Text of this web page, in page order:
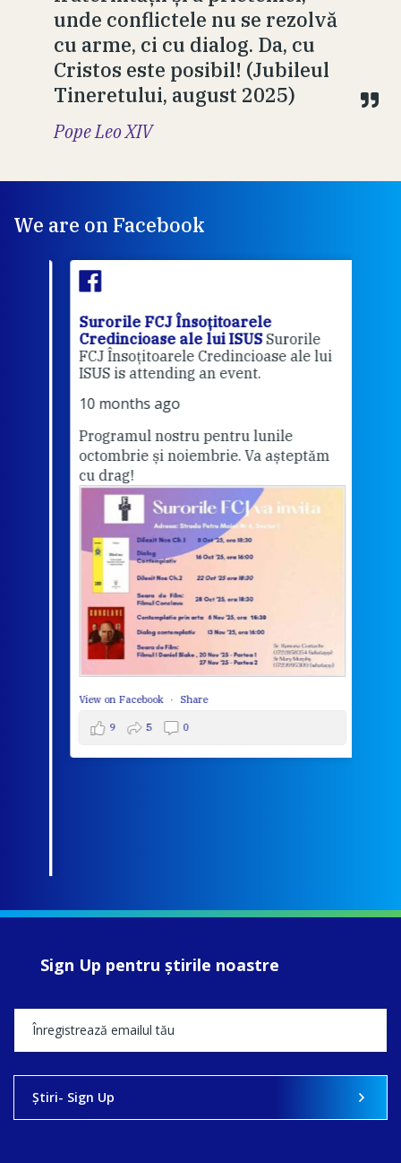
unde conflictele nu se rezolvă
cu arme, ci cu dialog. Da, cu
Cristos este posibil! (Jubileul
Tineretului, august 2025)
Pope Leo XIV
We are on Facebook
Surorile FCJ Însoțitoarele
Credincioase ale lui ISUSSurorile
FCJ Însoțitoarele Credincioase ale lui
ISUS is attending an event.
10 months ago
Programul nostru pentru lunile
octombrie și noiembrie. Va așteptăm
cu drag!
View on Facebook · Share
9 5
Sign Up pentru ştirile noastre
Ştiri- Sign Up